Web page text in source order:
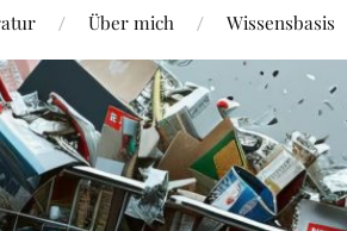
Über mich Wissensbasis